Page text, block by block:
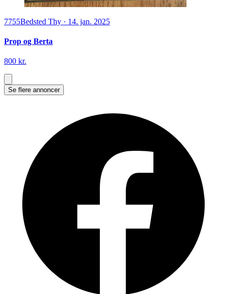
7755Bedsted Thy · 14. jan. 2025
Prop og Berta
800 kr.
Se flere annoncer